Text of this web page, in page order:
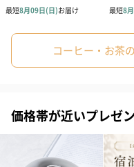
コーヒー・お茶
価格帯が近いプレゼ